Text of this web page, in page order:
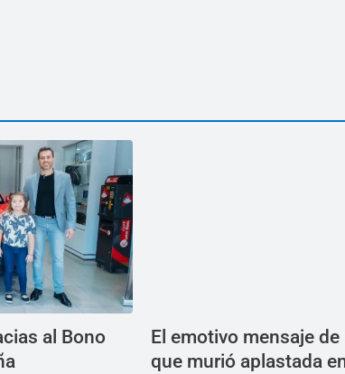
al Bono
El emotivo mensaje
que murió aplastada